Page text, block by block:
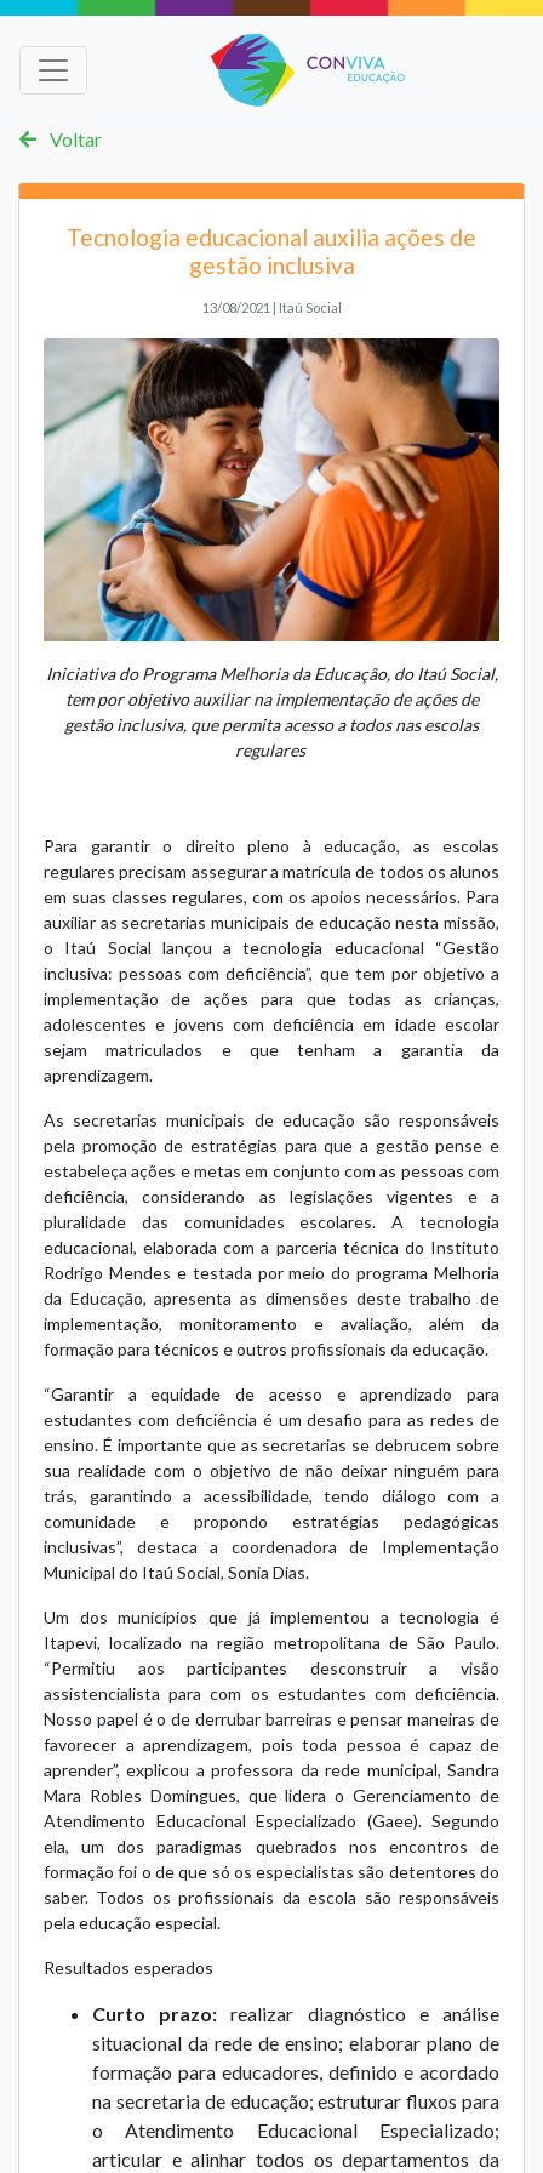
Voltar
Tecnologia educacional auxilia ações de
gestão inclusiva
13/08/2021 | Itaú Social
Iniciativa do Programa Melhoria da Educação, do Itaú Social,
tem por objetivo auxiliar na implementação de ações de
gestão inclusiva, que permita acesso a todos nas escolas
regulares
Para garantir o direito pleno à educação, as escolas
regulares precisam assegurar a matrícula de todos os alunos
em suas classes regulares, com os apoios necessários. Para
auxiliar as secretarias municipais de educação nesta missão,
o Itaú Social lançou a tecnologia educacional “Gestão
inclusiva: pessoas com deficiência”, que tem por objetivo a
implementação de ações para que todas as crianças,
adolescentes e jovens com deficiência em idade escolar
sejam matriculados e que tenham a garantia da
aprendizagem.
As secretarias municipais de educação são responsáveis
pela promoção de estratégias para que a gestão pense e
estabeleça ações e metas em conjunto com as pessoas com
deficiência, considerando as legislações vigentes e a
pluralidade das comunidades escolares. A tecnologia
educacional, elaborada com a parceria técnica do Instituto
Rodrigo Mendes e testada por meio do programa Melhoria
da Educação, apresenta as dimensões deste trabalho de
implementação, monitoramento e avaliação, além da
formação para técnicos e outros profissionais da educação.
“Garantir a equidade de acesso e aprendizado para
estudantes com deficiência é um desafio para as redes de
ensino. É importante que as secretarias se debrucem sobre
sua realidade com o objetivo de não deixar ninguém para
trás, garantindo a acessibilidade, tendo diálogo com a
comunidade e propondo estratégias pedagógicas
inclusivas”, destaca a coordenadora de Implementação
Municipal do Itaú Social, Sonia Dias.
Um dos municípios que já implementou a tecnologia é
Itapevi, localizado na região metropolitana de São Paulo.
“Permitiu aos participantes desconstruir a visão
assistencialista para com os estudantes com deficiência.
Nosso papel é o de derrubar barreiras e pensar maneiras de
favorecer a aprendizagem, pois toda pessoa é capaz de
aprender”, explicou a professora da rede municipal, Sandra
Mara Robles Domingues, que lidera o Gerenciamento de
Atendimento Educacional Especializado (Gaee). Segundo
ela, um dos paradigmas quebrados nos encontros de
formação foi o de que só os especialistas são detentores do
saber. Todos os profissionais da escola são responsáveis
pela educação especial.
Resultados esperados
Curto prazo: realizar diagnóstico e análise
situacional da rede de ensino; elaborar plano de
formação para educadores, definido e acordado
na secretaria de educação; estruturar fluxos para
o Atendimento Educacional Especializado;
articular e alinhar todos os departamentos da